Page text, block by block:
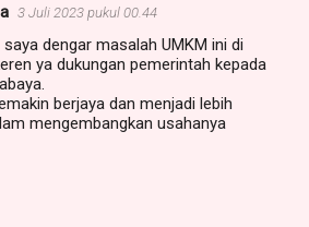
3 Juli 2023 pukul 00.44
dengar masalah UMKM ini di
ya dukungan pemerintah kepada
berjaya dan menjadi lebih
mengembangkan usahanya